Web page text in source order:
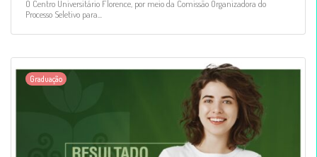
O Centro Universitário Florence, por meio da Comissão Organizadora do
Processo Seletivo para...
Graduação